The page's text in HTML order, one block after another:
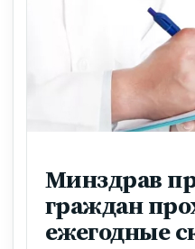
Минздрав
граждан
ежегодные